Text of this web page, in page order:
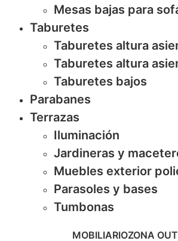
Mesas bajas para
Taburetes
Taburetes altura
Taburetes altura
Taburetes bajos
Parabanes
Terrazas
Iluminación
Jardineras y
Muebles exterior
Parasoles y bases
Tumbonas
MOBILIARIOZONA